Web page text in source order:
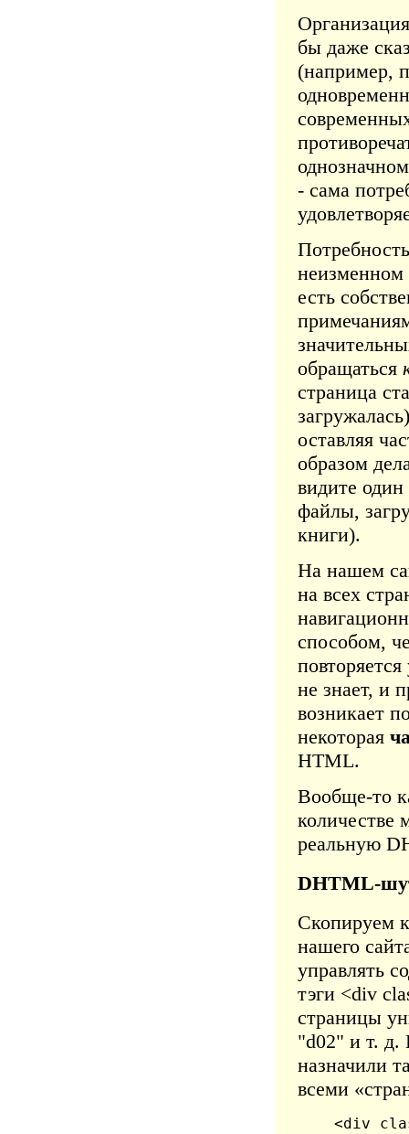
бы даже
(например,
- сама
неизменном
есть
обращаться
страница
оставляя
образом
видите
файлы,
книги).
На нашем
на всех
способом,
не знает, и
возникает
некоторая
HTML.
Вообще-то
количестве
реальную
DHTML-
Скопируем
нашего
управлять
тэги <div
страницы
"d02" и т. д.
назначили
всеми
<div